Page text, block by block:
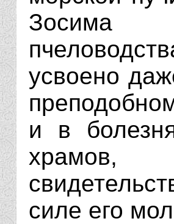
Зосима
усвоено
и в
храмов,
силе его